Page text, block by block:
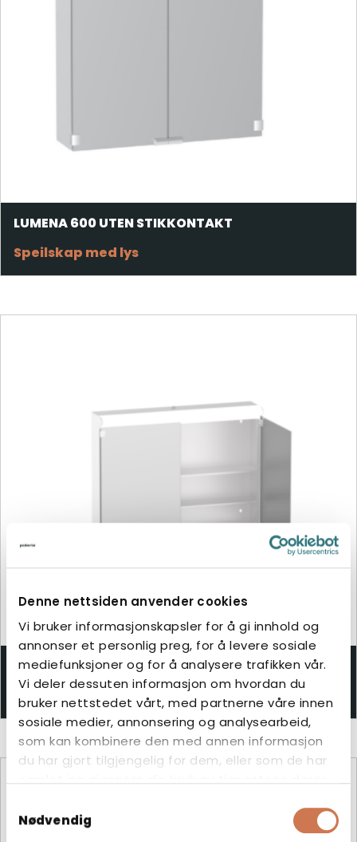
Denne nettsiden anvender cookies
Vi bruker informasjonskapsler for å gi innhold og
annonser et personlig preg, for å levere sosiale
mediefunksjoner og for å analysere trafikken vår.
Vi deler dessuten informasjon om hvordan du
bruker nettstedet vårt, med partnerne våre innen
sosiale medier, annonsering og analysearbeid,
som kan kombinere den med annen informasjon
du har gjort tilgjengelig for dem, eller som de har
Nødvendig
LUMENA 600 UTEN STIKKONTAKT
Speilskap med lys
LUMENA 800 UTEN STIKKONTAKT
Speilskap med lys